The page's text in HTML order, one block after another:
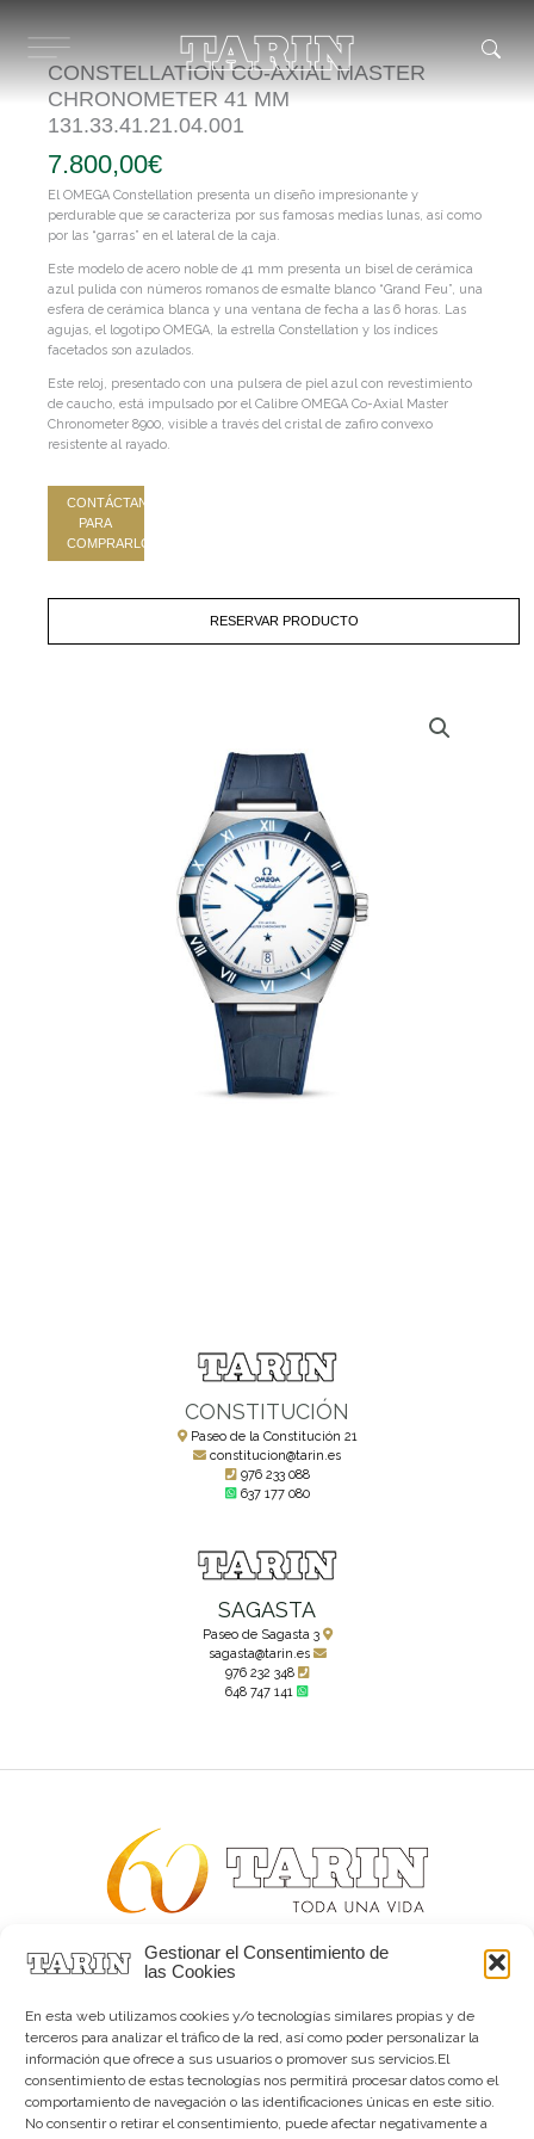
Gestionar el Consentimiento de
las Cookies
En esta web utilizamos cookies y/o tecnologías similares propias y de
terceros para analizar el tráfico de la red, así como poder personalizar la
información que ofrece a sus usuarios o promover sus servicios.El
consentimiento de estas tecnologías nos permitirá procesar datos como el
comportamiento de navegación o las identificaciones únicas en este sitio.
No consentir o retirar el consentimiento, puede afectar negativamente a
contenido
CONSTELLATION CO‑AXIAL MASTER
CHRONOMETER 41 MM
131.33.41.21.04.001
7.800,00€
El OMEGA Constellation presenta un diseño impresionante y
perdurable que se caracteriza por sus famosas medias lunas, así como
por las “garras” en el lateral de la caja.
Este modelo de acero noble de 41 mm presenta un bisel de cerámica
azul pulida con números romanos de esmalte blanco “Grand Feu”, una
esfera de cerámica blanca y una ventana de fecha a las 6 horas. Las
agujas, el logotipo OMEGA, la estrella Constellation y los índices
facetados son azulados.
Este reloj, presentado con una pulsera de piel azul con revestimiento
de caucho, está impulsado por el Calibre OMEGA Co-Axial Master
Chronometer 8900, visible a través del cristal de zafiro convexo
resistente al rayado.
CONTÁCTANOS
PARA
COMPRARLO
RESERVAR PRODUCTO
CONSTITUCIÓN
Paseo de la Constitución 21
constitucion@tarin.es
976 233 088
637 177 080
SAGASTA
Paseo de Sagasta 3
sagasta@tarin.es
976 232 348
648 747 141
Alta joyería desde 1963
Tarín Magazine
Contacto